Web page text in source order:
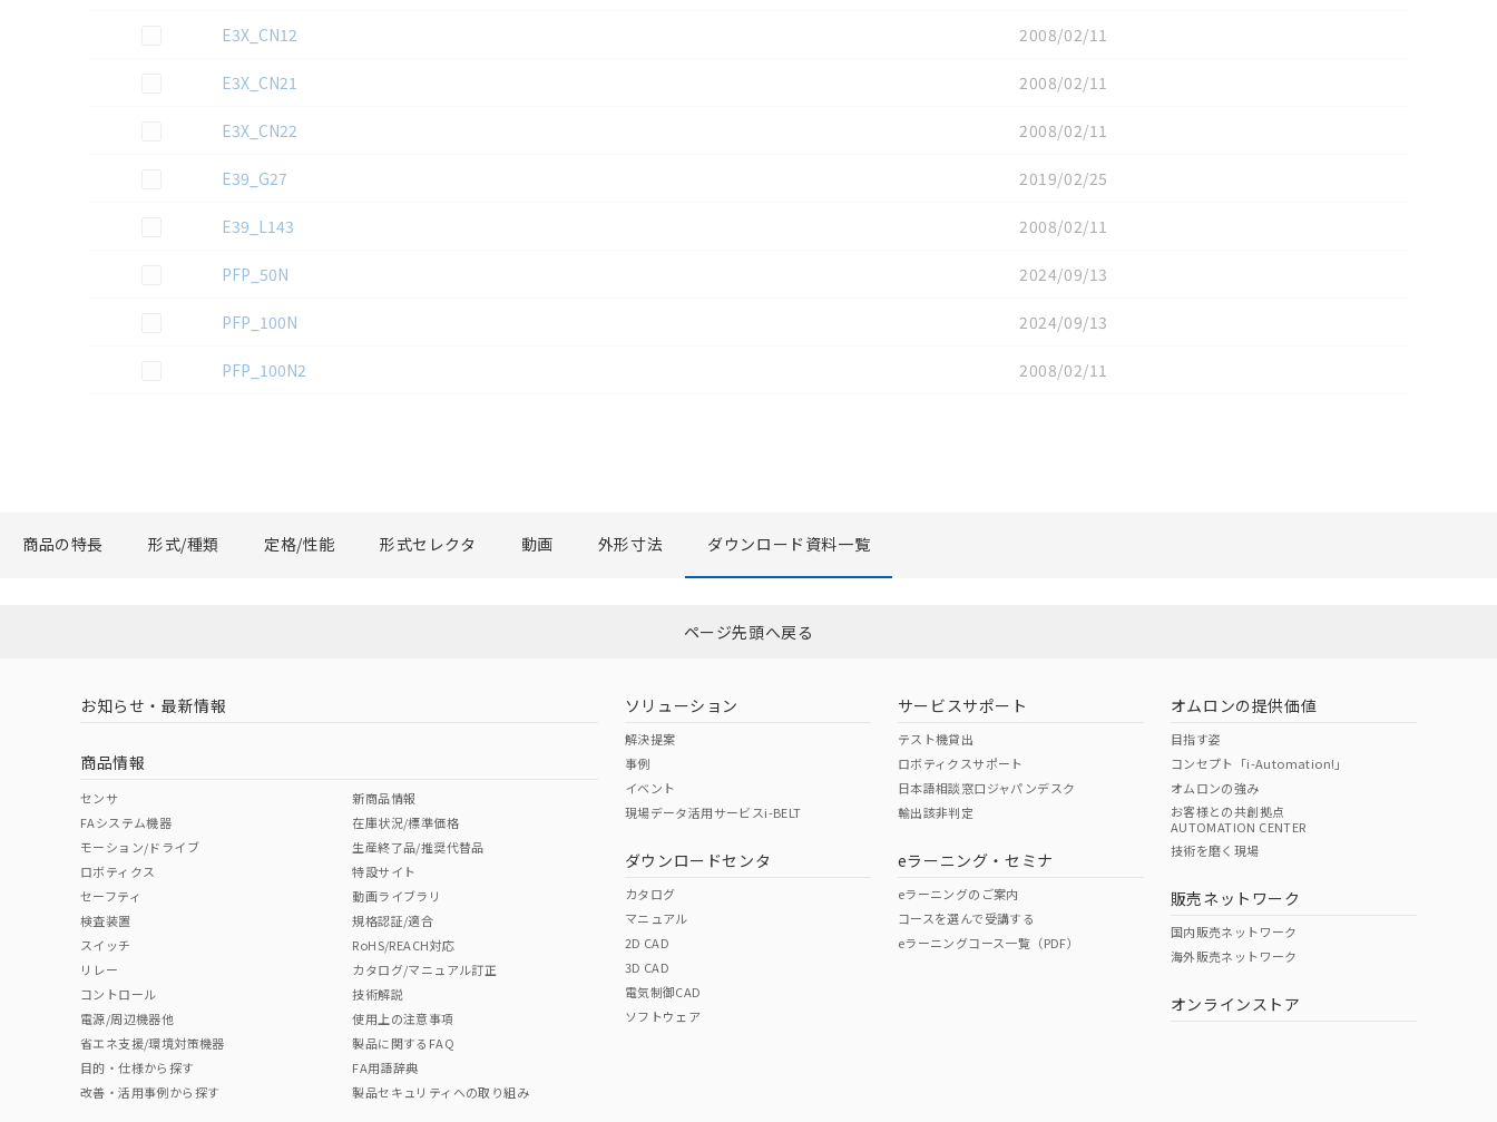
この資料を選択
E3X_CN12
2008/02/11
この資料を選択
E3X_CN21
2008/02/11
この資料を選択
E3X_CN22
2008/02/11
この資料を選択
E39_G27
2019/02/25
この資料を選択
E39_L143
2008/02/11
この資料を選択
PFP_50N
2024/09/13
この資料を選択
PFP_100N
2024/09/13
この資料を選択
PFP_100N2 2008/02/11
0 選択したファイルを一括ダウンロード
商品の特長 形式/種類 定格/性能 形式セレクタ 動画 外形寸法 ダウンロード資料一覧
ページ先頭へ戻る
お知らせ・最新情報
商品情報
センサ
FAシステム機器
モーション/ドライブ
ロボティクス
セーフティ
検査装置
スイッチ
リレー
コントロール
電源/周辺機器他
省エネ支援/環境対策機器
目的・仕様から探す
改善・活用事例から探す
新商品情報
在庫状況/標準価格
生産終了品/推奨代替品
特設サイト
動画ライブラリ
規格認証/適合
RoHS/REACH対応
カタログ/マニュアル訂正
技術解説
使用上の注意事項
製品に関するFAQ
FA用語辞典
製品セキュリティへの取り組み
ソリューション
解決提案
事例
イベント
現場データ活用サービスi-BELT
ダウンロードセンタ
カタログ
マニュアル
2D CAD
3D CAD
電気制御CAD
ソフトウェア
サービスサポート
テスト機貸出
ロボティクスサポート
日本語相談窓口ジャパンデスク
輸出該非判定
eラーニング・セミナ
eラーニングのご案内
コースを選んで受講する
eラーニングコース一覧（PDF）
オムロンの提供価値
目指す姿
コンセプト「i-Automation!」
オムロンの強み
お客様との共創拠点
AUTOMATION CENTER
技術を磨く現場
販売ネットワーク
国内販売ネットワーク
海外販売ネットワーク
オンラインストア